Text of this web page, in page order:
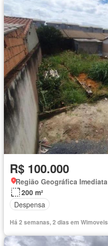
R$ 100.000
200 m²
Despensa
Há 2 semanas, 2 dias em Wimoveis